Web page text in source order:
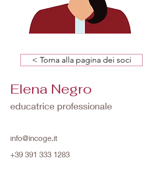
< Torna alla pagina dei soci
Elena Negro
educatrice professionale
info@incoge.it
+39 391 333 1283